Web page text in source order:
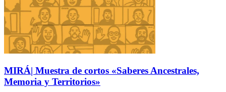
MIRÁ| Muestra de cortos «Saberes Ancestrales,
Memoria y Territorios»